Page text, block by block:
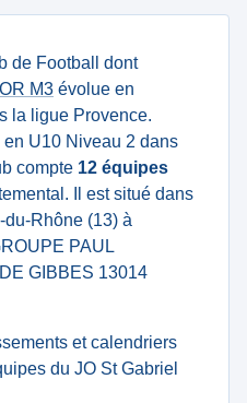
de Football dont
M3 évolue en
la ligue Provence.
en U10 Niveau 2 dans
compte 12 équipes
Il est situé dans
du-Rhône (13) à
PAUL
GIBBES 13014
et calendriers
du JO St Gabriel